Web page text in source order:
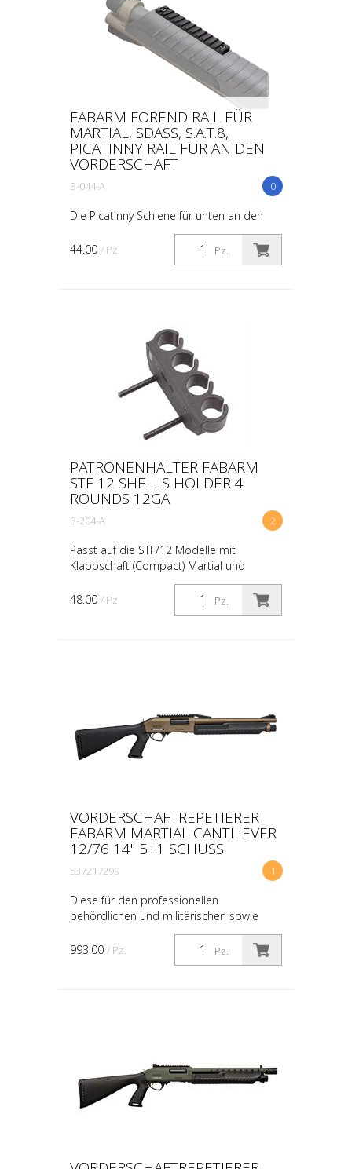
FABARM FOREND RAIL FÜR
MARTIAL, SDASS, S.A.T.8,
PICATINNY RAIL FÜR AN DEN
VORDERSCHAFT
0
B-044-A
Die Picatinny Schiene für unten an den
Vorderschaft. Passt auf alle Modele
Martial, S.D.A.S.S und S.A.T.8. Die
passenden Schrauben sind mit dabei.
Pz.
44.00 / Pz.
PATRONENHALTER FABARM
STF 12 SHELLS HOLDER 4
ROUNDS 12GA
2
B-204-A
Passt auf die STF/12 Modelle mit
Klappschaft (Compact) Martial und
Pz.
48.00 / Pz.
VORDERSCHAFTREPETIERER
FABARM MARTIAL CANTILEVER
12/76 14" 5+1 SCHUSS
1
537217299
Diese für den professionellen
behördlichen und militärischen sowie
sportlichen Einsatz konzipierte
Vorderschaftrepetierflinte wird mit 14"
Lauf gefertigt. Ein Teil der Ca...
Pz.
993.00 / Pz.